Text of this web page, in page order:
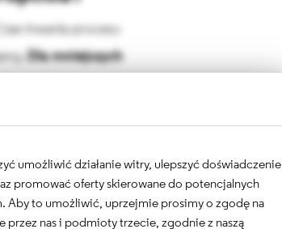
trwania procesu
Dla mniejszych
od
dostępów.
analizę
umożliwić działanie witry, ulepszyć doświadczenie
promować oferty skierowane do potencjalnych
Aby to umożliwić, uprzejmie prosimy o zgodę na
nas i podmioty trzecie, zgodnie z naszą